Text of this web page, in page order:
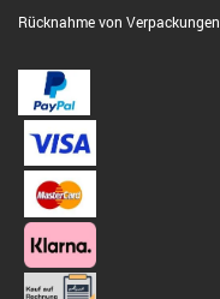
Rücknahme von Verpackungen